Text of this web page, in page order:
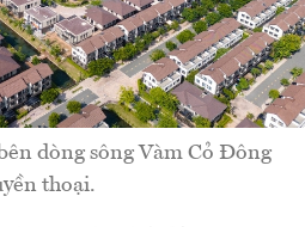
dòng sông Vàm Cỏ Đông
thoại.